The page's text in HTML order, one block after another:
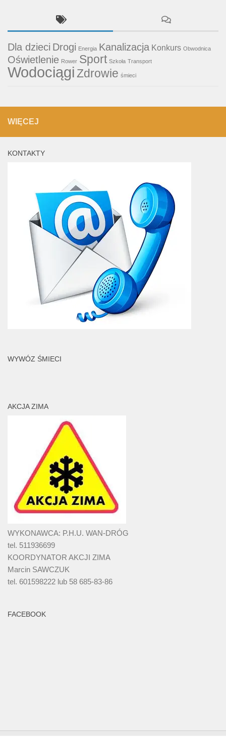
Dla dzieci Drogi Energia Kanalizacja Konkurs Obwodnica
Oświetlenie Rower Sport Szkoła Transport
WodociągiZdrowie śmieci
WIĘCEJ
KONTAKTY
WYWÓZ ŚMIECI
AKCJA ZIMA
WYKONAWCA: P.H.U. WAN-DRÓG
tel. 511936699
KOORDYNATOR AKCJI ZIMA
Marcin SAWCZUK
tel. 601598222 lub 58 685-83-86
FACEBOOK